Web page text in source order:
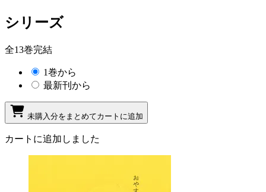
シリーズ
全13巻完結
1巻から
最新刊から
未購入分をまとめてカートに追加
カートに追加しました